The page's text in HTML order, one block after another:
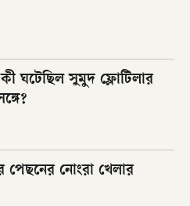
ঘটেছিল সুমুদ ফ্লোটিলার
নোংরা খেলার